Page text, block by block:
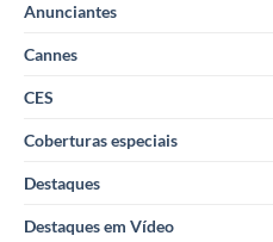
Anunciantes
Cannes
CES
Coberturas especiais
Destaques
Destaques em Vídeo